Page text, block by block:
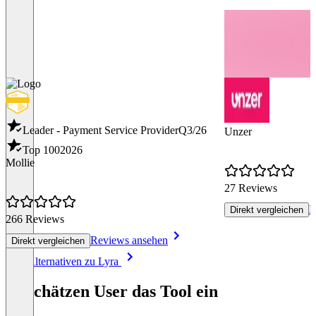
Leader - Payment Service ProviderQ3/26
Top 1002026
Mollie
266 Reviews
Direkt vergleichen Reviews ansehen
Unzer
27 Reviews
Direkt vergleichen
Alle Alternativen zu Lyra
So schätzen User das Tool ein